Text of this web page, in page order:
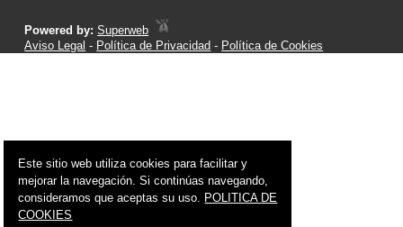
Powered by:Superweb
Aviso Legal - Política de Privacidad - Política de Cookies
Este sitio web utiliza cookies para facilitar y
mejorar la navegación. Si continúas navegando,
consideramos que aceptas su uso. POLITICA DE
COOKIES